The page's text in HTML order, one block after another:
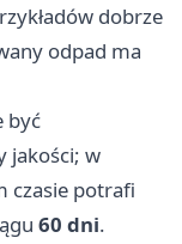
dobrze
odpad ma
być
jakości; w
czasie potrafi
60 dni.